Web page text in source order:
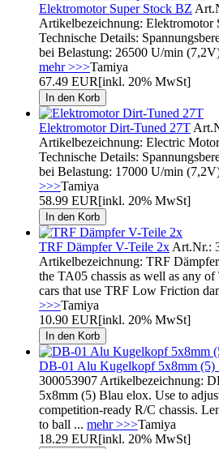
Elektromotor Super Stock BZ
Artikelbezeichnung: Elektromotor
Technische Details:
bei Belastung: 26500 U/min
mehr >>>Tamiya
67.49 EUR[inkl. 20% MwSt]
Elektromotor Dirt-Tuned 27T
Artikelbezeichnung: Electric
Technische Details:
bei Belastung: 17000 U/min
>>>Tamiya
58.99 EUR[inkl. 20% MwSt]
TRF Dämpfer V-Teile 2x Art.Nr.:
Artikelbezeichnung: TRF
the TA05 chassis as well as any
cars that use TRF Low Friction
>>>Tamiya
10.90 EUR[inkl. 20% MwSt]
DB-01 Alu Kugelkopf 5x8mm (5)
300053907 Artikelbezeichnung:
5x8mm (5) Blau elox. Use to
competition-ready R/C chassis.
to ball ... mehr >>>Tamiya
18.29 EUR[inkl. 20% MwSt]